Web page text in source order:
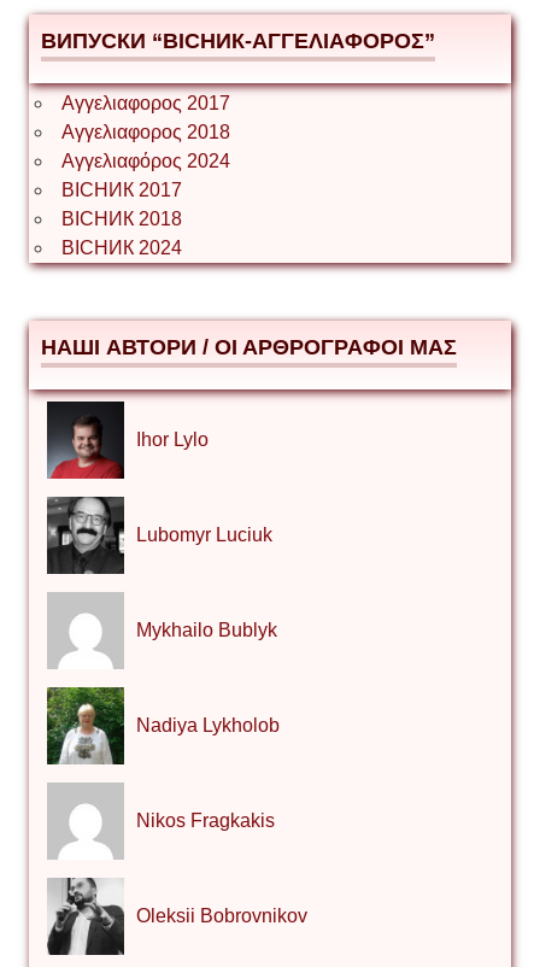
ВИПУСКИ “ВІСНИК-ΑΓΓΕΛΙΑΦΟΡΟΣ”
Αγγελιαφορος 2017
Αγγελιαφορος 2018
Αγγελιαφόρος 2024
ВІСНИК 2017
ВІСНИК 2018
ВІСНИК 2024
НАШІ АВТОРИ / ΟΙ ΑΡΘΡΟΓΡΑΦΟΙ ΜΑΣ
Ihor Lylo
Lubomyr Luciuk
Mykhailo Bublyk
Nadiya Lykholob
Nikos Fragkakis
Oleksii Bobrovnikov